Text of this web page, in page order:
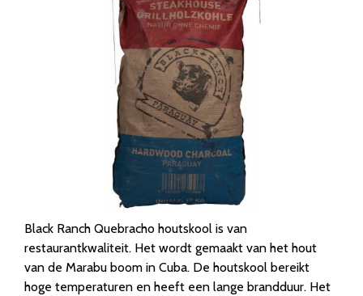
Black Ranch Quebracho houtskool is van
restaurantkwaliteit. Het wordt gemaakt van het hout
van de Marabu boom in Cuba. De houtskool bereikt
hoge temperaturen en heeft een lange brandduur. Het